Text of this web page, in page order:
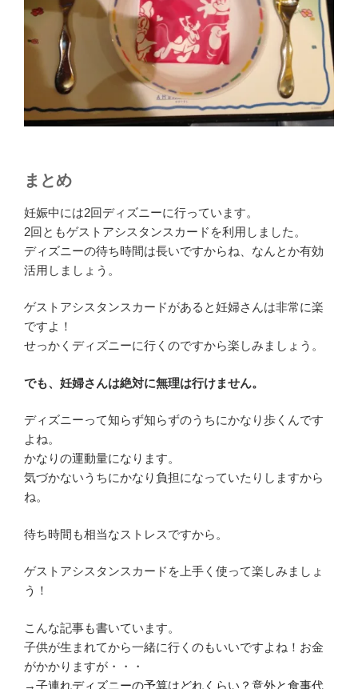
まとめ
妊娠中には2回ディズニーに行っています。
2回ともゲストアシスタンスカードを利用しました。
ディズニーの待ち時間は長いですからね、なんとか有効
活用しましょう。
ゲストアシスタンスカードがあると妊婦さんは非常に楽
ですよ！
せっかくディズニーに行くのですから楽しみましょう。
でも、妊婦さんは絶対に無理は行けません。
ディズニーって知らず知らずのうちにかなり歩くんです
よね。
かなりの運動量になります。
気づかないうちにかなり負担になっていたりしますから
ね。
待ち時間も相当なストレスですから。
ゲストアシスタンスカードを上手く使って楽しみましょ
う！
こんな記事も書いています。
子供が生まれてから一緒に行くのもいいですよね！お金
がかかりますが・・・
→子連れディズニーの予算はどれくらい？意外と食事代